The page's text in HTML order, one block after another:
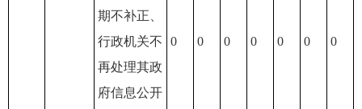
期不补正、
行政机关不
再处理其政
府信息公开
0 0 0 0 0 0 0